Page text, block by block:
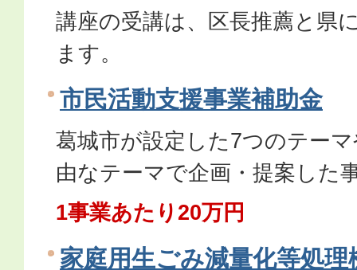
講座の受講は、区長推薦と県
ます。
市民活動支援事業補助金
葛城市が設定した7つのテー
由なテーマで企画・提案した
1事業あたり20万円
家庭用生ごみ減量化等処理